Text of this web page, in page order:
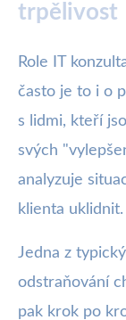
trpělivost
Role IT
často je to i o
s lidmi, kteří
svých
analyzuje
klienta uklidnit.
Jedna z
odstraňování
pak krok po